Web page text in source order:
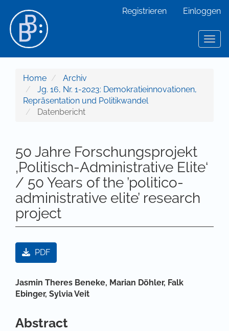
Hauptinhalt
Sidebar
Registrieren Einloggen
Home
Archiv
Jg. 16, Nr. 1-2023: Demokratieinnovationen,
Repräsentation und Politikwandel
Datenbericht
50 Jahre Forschungsprojekt
‚Politisch-Administrative Elite‘
/ 50 Years of the ’politico-
administrative elite’ research
project
Artikel-Sidebar
PDF
Hauptsächlicher Artikelinhalt
Jasmin Theres Beneke, Marian Döhler, Falk
Ebinger, Sylvia Veit
Abstract